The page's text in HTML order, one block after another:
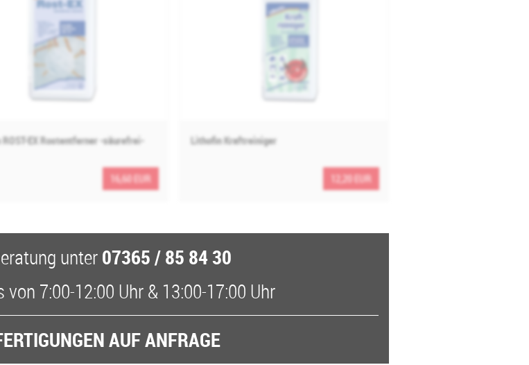
EX Rostentferner -säurefrei-
16,60 EUR
Lithofin Kraftreiniger
12,20 EUR
unter07365 / 85 84 30
von 7:00-12:00 Uhr & 13:00-17:00 Uhr
AUF ANFRAGE